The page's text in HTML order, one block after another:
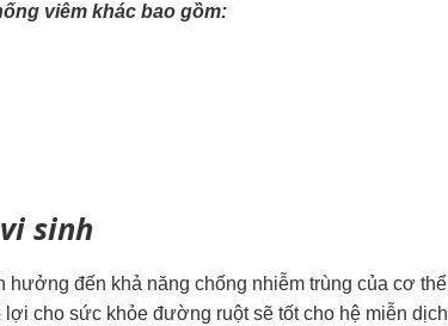
viêm khác bao gồm:
sinh
hưởng đến khả năng chống nhiễm trùng của cơ
lợi cho sức khỏe đường ruột sẽ tốt cho hệ miễn